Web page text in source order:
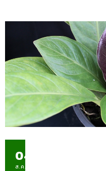
04
ส.ค.